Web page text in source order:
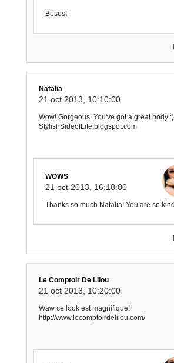
Besos!
Natalia
21 oct 2013, 10:10:00
Wow! Gorgeous! You've got a great body :)
StylishSideofLife.blogspot.com
WOWS
21 oct 2013, 16:18:00
Thanks so much Natalia! You are so
Le Comptoir De Lilou
21 oct 2013, 10:20:00
Waw ce look est magnifique!
http://www.lecomptoirdelilou.com/